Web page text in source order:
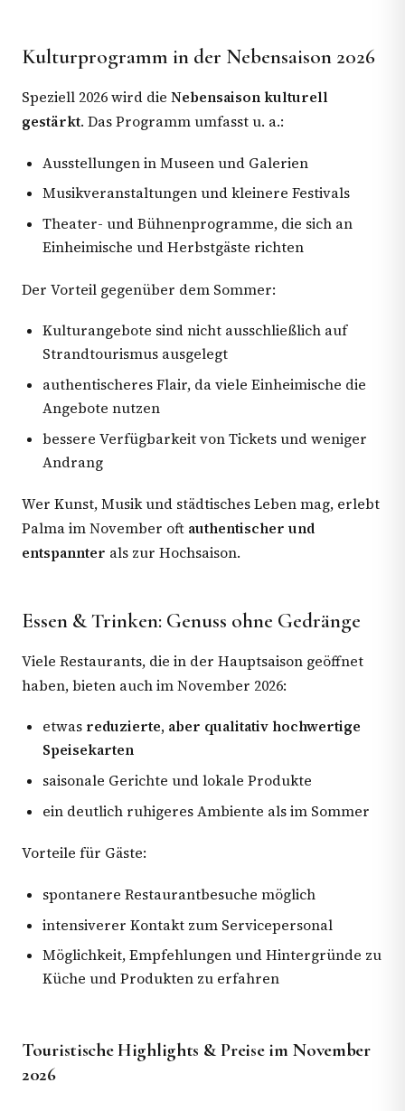
Kulturprogramm in der Nebensaison 2026
Speziell 2026 wird die Nebensaison kulturell
gestärkt. Das Programm umfasst u. a.:
Ausstellungen in Museen und Galerien
Musikveranstaltungen und kleinere Festivals
Theater- und Bühnenprogramme, die sich an
Einheimische und Herbstgäste richten
Der Vorteil gegenüber dem Sommer:
Kulturangebote sind nicht ausschließlich auf
Strandtourismus ausgelegt
authentischeres Flair, da viele Einheimische die
Angebote nutzen
bessere Verfügbarkeit von Tickets und weniger
Andrang
Wer Kunst, Musik und städtisches Leben mag, erlebt
Palma im November oft authentischer und
entspannter als zur Hochsaison.
Essen & Trinken: Genuss ohne Gedränge
Viele Restaurants, die in der Hauptsaison geöffnet
haben, bieten auch im November 2026:
etwas reduzierte, aber qualitativ hochwertige
Speisekarten
saisonale Gerichte und lokale Produkte
ein deutlich ruhigeres Ambiente als im Sommer
Vorteile für Gäste:
spontanere Restaurantbesuche möglich
intensiverer Kontakt zum Servicepersonal
Möglichkeit, Empfehlungen und Hintergründe zu
Küche und Produkten zu erfahren
Touristische Highlights & Preise im November
2026